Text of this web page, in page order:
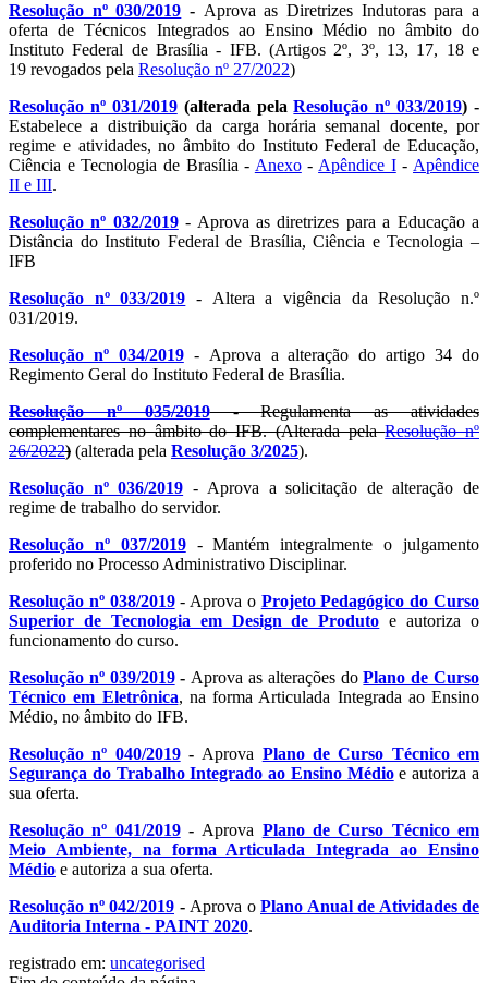
Resolução nº 030/2019 - Aprova as Diretrizes Indutoras para a
oferta de Técnicos Integrados ao Ensino Médio no âmbito do
Instituto Federal de Brasília - IFB. (Artigos 2º, 3º, 13, 17, 18 e
19 revogados pela Resolução nº 27/2022)
Resolução nº 031/2019(alterada pelaResolução nº 033/2019) -
Estabelece a distribuição da carga horária semanal docente, por
regime e atividades, no âmbito do Instituto Federal de Educação,
Ciência e Tecnologia de Brasília - Anexo- Apêndice I- Apêndice
II e III.
Resolução nº 032/2019- Aprova as diretrizes para a Educação a
Distância do Instituto Federal de Brasília, Ciência e Tecnologia –
IFB
Resolução nº 033/2019 - Altera a vigência da Resolução n.º
031/2019.
Resolução nº 034/2019- Aprova a alteração do artigo 34 do
Regimento Geral do Instituto Federal de Brasília.
Resolução nº 035/2019- Regulamenta as atividades
complementares no âmbito do IFB. (Alterada pelaResolução nº
26/2022) (alterada pela Resolução 3/2025).
Resolução nº 036/2019 - Aprova a solicitação de alteração de
regime de trabalho do servidor.
Resolução nº 037/2019- Mantém integralmente o julgamento
proferido no Processo Administrativo Disciplinar.
Resolução nº 038/2019 - Aprova o Projeto Pedagógico do Curso
Superior de Tecnologia em Design de Produto e autoriza o
funcionamento do curso.
Resolução nº 039/2019- Aprova as alterações doPlano de Curso
Técnico em Eletrônica, na forma Articulada Integrada ao Ensino
Médio, no âmbito do IFB.
Resolução nº 040/2019- Aprova Plano de Curso Técnico em
Segurança do Trabalho Integrado ao Ensino Médioe autoriza a
sua oferta.
Resolução nº 041/2019- Aprova Plano de Curso Técnico em
Meio Ambiente, na forma Articulada Integrada ao Ensino
Médio e autoriza a sua oferta.
Resolução nº 042/2019 - Aprova o Plano Anual de Atividades de
Auditoria Interna - PAINT 2020.
registrado em: uncategorised